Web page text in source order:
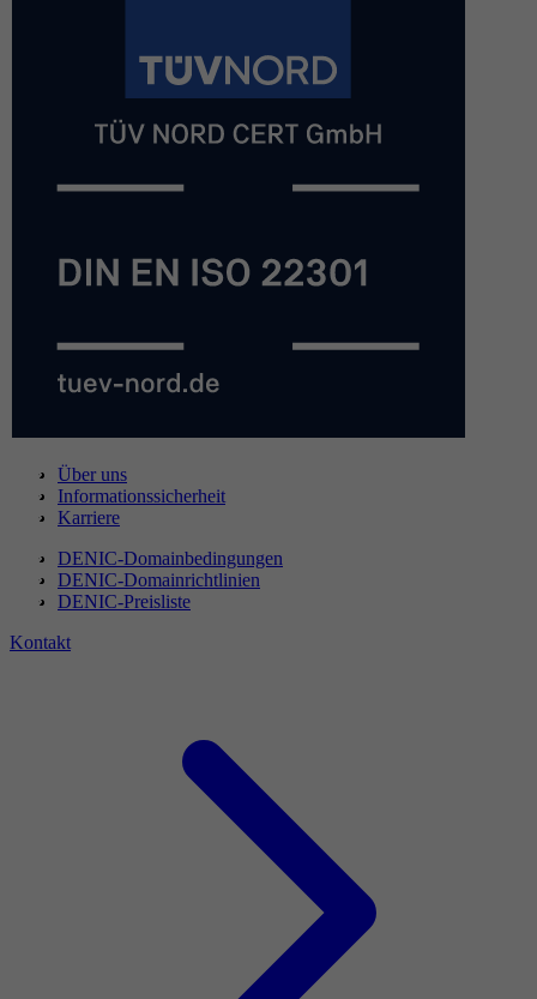
Über uns
Informationssicherheit
Karriere
DENIC-Domainbedingungen
DENIC-Domainrichtlinien
DENIC-Preisliste
Kontakt